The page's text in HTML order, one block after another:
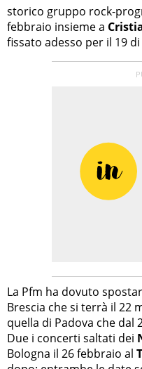
storico gruppo rock-
febbraio insieme a
fissato adesso per il 19
La Pfm ha dovuto
Brescia che si terrà il 22
quella di Padova che dal
Due i concerti saltati dei
Bologna il 26 febbraio al